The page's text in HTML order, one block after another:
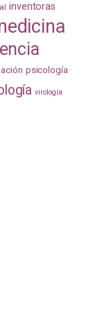
inventoras
psicología
virología